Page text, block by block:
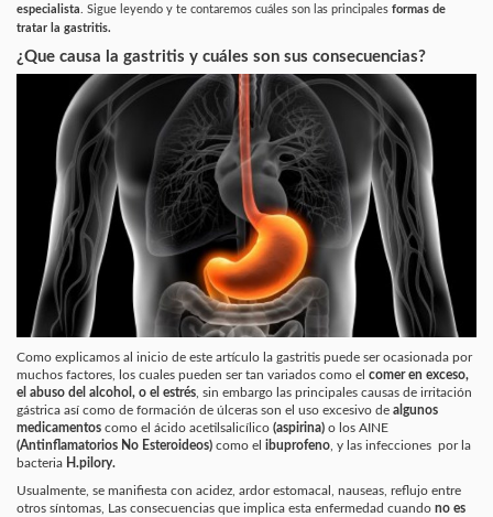
especialista . Sigue leyendo y te contaremos cuáles son las principales formas de
tratar la gastritis.
¿Que causa la gastritis y cuáles son sus consecuencias?
Como explicamos al inicio de este artículo la gastritis puede ser ocasionada por
muchos factores, los cuales pueden ser tan variados como el comer en exceso,
el abuso del alcohol, o el estrés , sin embargo las principales causas de irritación
gástrica así como de formación de úlceras son el uso excesivo de algunos
medicamentos como el ácido acetilsalicílico (aspirina) o los AINE
(Antinflamatorios No Esteroideos) como el ibuprofeno , y las infecciones por la
bacteria H.pilory.
Usualmente, se manifiesta con acidez, ardor estomacal, nauseas, reflujo entre
otros síntomas, Las consecuencias que implica esta enfermedad cuando no es